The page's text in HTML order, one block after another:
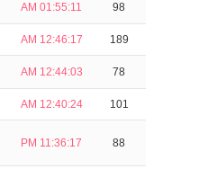
AM 01:55:11 98
AM 12:46:17 189
AM 12:44:03 78
AM 12:40:24 101
PM 11:36:17 88